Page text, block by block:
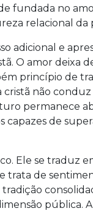
fundada no
relacional da
adicional e
O amor deixa
princípio de
cristã não
permanece
de
Ele se traduz
trata de
pública.